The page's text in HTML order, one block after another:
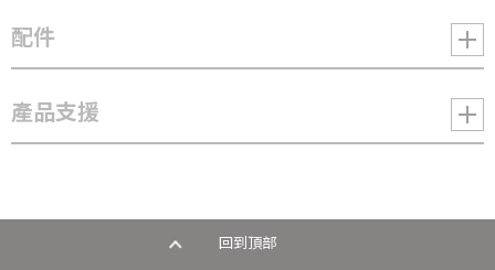
DLA-NP5W - D-ILA 投影機
規格
配件
VX-UH1150LC PK-AG3
產品支援
回到頂部